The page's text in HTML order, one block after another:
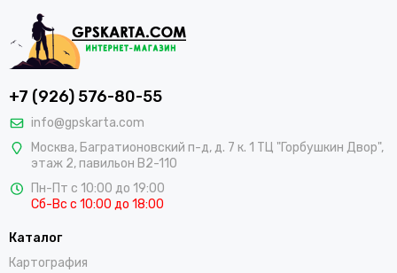
+7 (926) 576-80-55
info@gpskarta.com
Москва, Багратионовский п-д, д. 7 к. 1 ТЦ "Горбушкин Двор",
этаж 2, павильон B2-110
Пн-Пт с 10:00 до 19:00
Сб-Вс с 10:00 до 18:00
Каталог
Картография